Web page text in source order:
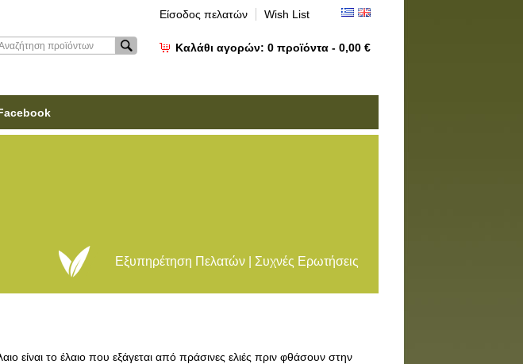
Είσοδος πελατών Wish List
Καλάθι αγορών: 0 προϊόντα - 0,00 €
Εξυπηρέτηση Πελατών | Συχνές Ερωτήσεις
είναι το έλαιο που εξάγεται από πράσινες ελιές πριν φθάσουν στην